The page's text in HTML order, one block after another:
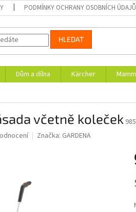
PODMÍNKY OCHRANY OSOBNÍCH ÚDAJŮ
HLEDAT
Dům a dílna Kärcher
včetně koleček
Značka: GARDENA